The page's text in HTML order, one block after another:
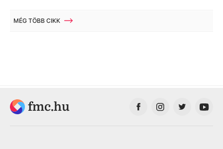
MÉG TÖBB CIKK
fmc.hu